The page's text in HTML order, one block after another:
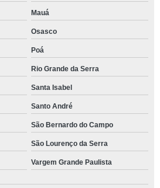
Mauá
Osasco
Poá
Rio Grande da Serra
Santa Isabel
Santo André
São Bernardo do Campo
São Lourenço da Serra
Vargem Grande Paulista